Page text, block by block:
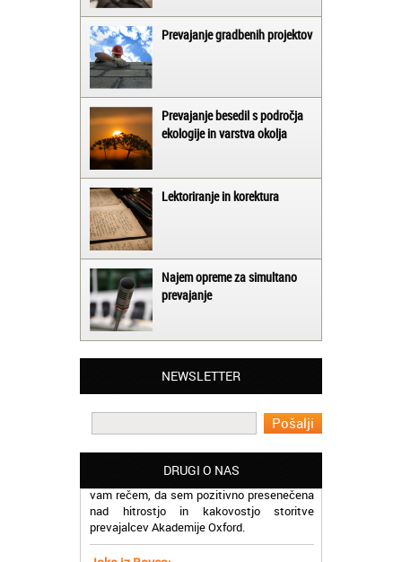
Prevajanje gradbenih projektov
Prevajanje besedil s področja
ekologije in varstva okolja
Lektoriranje in korektura
Najem opreme za simultano
prevajanje
NEWSLETTER
DRUGI O NAS
Matjaž iz Ajdovščine:
Lahko pohvalim vse zaposlene v Akademiji
Martina iz Bleda:
Potrebovala sem prevajanje iz
madžarskega v slovenski jezik in lahko
vam rečem, da sem pozitivno presenečena
prevajalcev Akademije Oxford.
Jaka iz Bovca: